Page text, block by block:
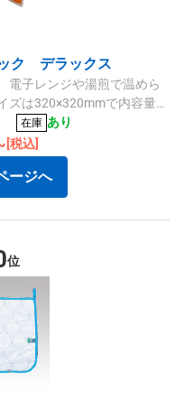
ク デラックス
電子レンジや湯煎で温めら
ズは320×320mmで内容量は
在庫 あり
[税込]
ージへ
位